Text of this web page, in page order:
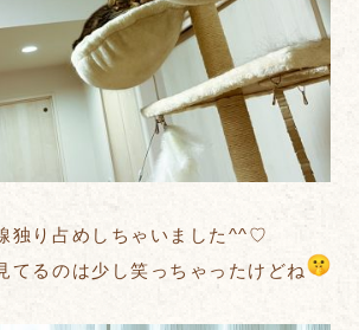
独り占めしちゃいました^^♡
てるのは少し笑っちゃったけどね